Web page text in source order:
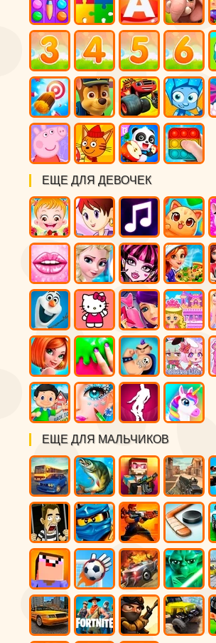
ЕЩЕ ДЛЯ ДЕВОЧЕК
ЕЩЕ ДЛЯ МАЛЬЧИКОВ